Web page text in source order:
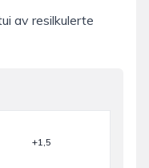
av resilkulerte
+1,5